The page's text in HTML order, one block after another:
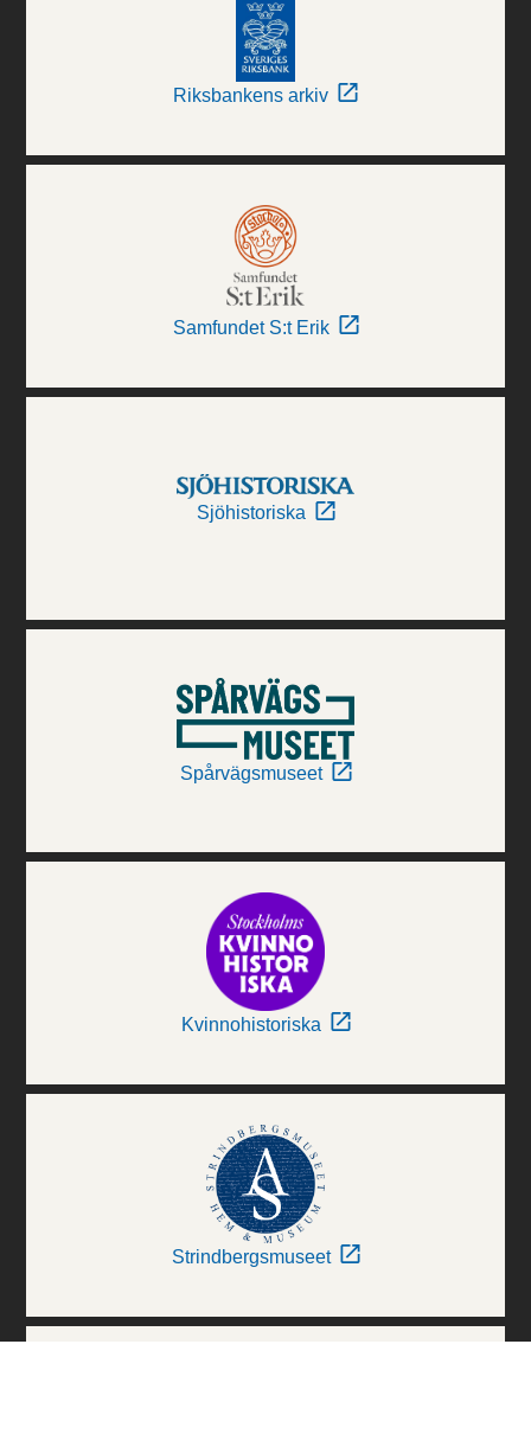
Riksbankens arkiv
Samfundet S:t Erik
Sjöhistoriska
Spårvägsmuseet
Kvinnohistoriska
Strindbergsmuseet